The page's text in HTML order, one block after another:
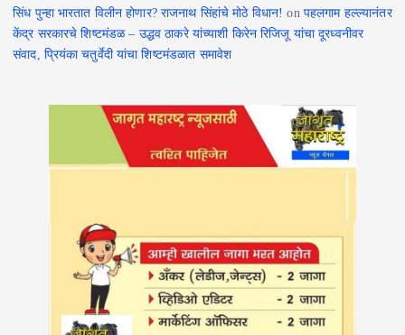
सिंध पुन्हा भारतात विलीन होणार? राजनाथ सिंहांचे मोठे विधान! on पहलगाम हल्ल्यानंतर
केंद्र सरकारचे शिष्टमंडळ – उद्धव ठाकरे यांच्याशी किरेन रिजिजू यांचा दूरध्वनीवर
संवाद, प्रियंका चतुर्वेदी यांचा शिष्टमंडळात समावेश